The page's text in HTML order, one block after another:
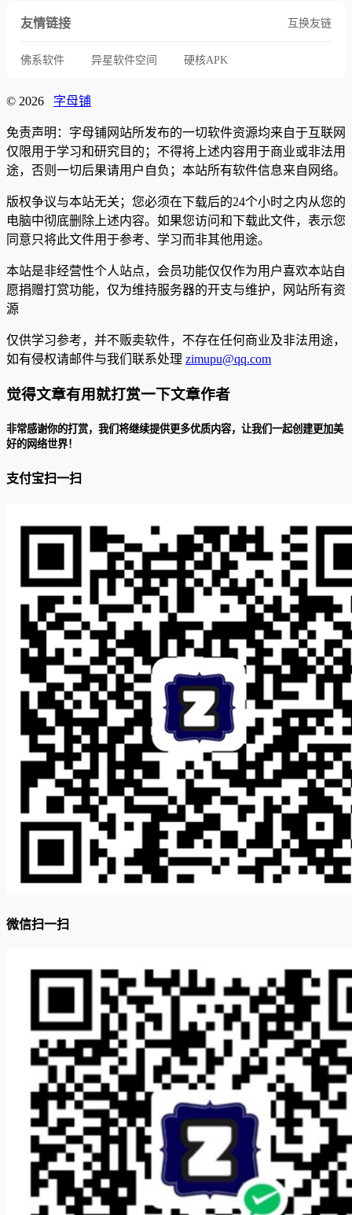
友情链接 互换友链
佛系软件 异星软件空间 硬核APK
© 2026 字母铺
免责声明：字母铺网站所发布的一切软件资源均来自于互联网
仅限用于学习和研究目的；不得将上述内容用于商业或非法用
途，否则一切后果请用户自负；本站所有软件信息来自网络。
版权争议与本站无关；您必须在下载后的24个小时之内从您的
电脑中彻底删除上述内容。如果您访问和下载此文件，表示您
同意只将此文件用于参考、学习而非其他用途。
本站是非经营性个人站点，会员功能仅仅作为用户喜欢本站自
愿捐赠打赏功能，仅为维持服务器的开支与维护，网站所有资
源
仅供学习参考，并不贩卖软件，不存在任何商业及非法用途，
如有侵权请邮件与我们联系处理 zimupu@qq.com
觉得文章有用就打赏一下文章作者
非常感谢你的打赏，我们将继续提供更多优质内容，让我们一起创建更加美
好的网络世界！
支付宝扫一扫
微信扫一扫